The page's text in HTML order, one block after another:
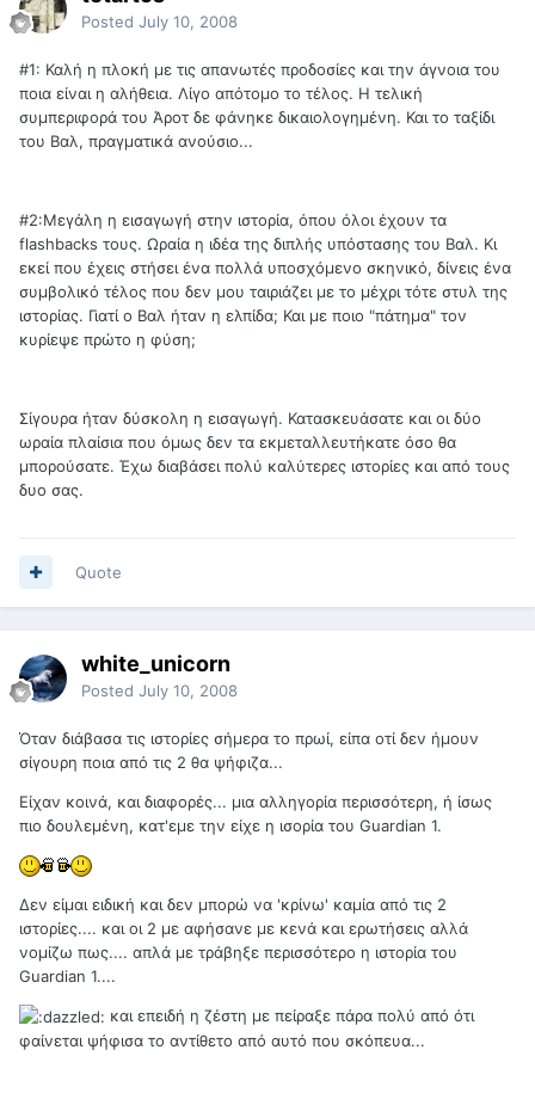
Posted July 10, 2008
#1: Καλή η πλοκή με τις απανωτές προδοσίες και την άγνοια του
ποια είναι η αλήθεια. Λίγο απότομο το τέλος. Η τελική
συμπεριφορά του Άροτ δε φάνηκε δικαιολογημένη. Και το ταξίδι
του Βαλ, πραγματικά ανούσιο...
#2:Μεγάλη η εισαγωγή στην ιστορία, όπου όλοι έχουν τα
flashbacks τους. Ωραία η ιδέα της διπλής υπόστασης του Βαλ. Κι
εκεί που έχεις στήσει ένα πολλά υποσχόμενο σκηνικό, δίνεις ένα
συμβολικό τέλος που δεν μου ταιριάζει με το μέχρι τότε στυλ της
ιστορίας. Γιατί ο Βαλ ήταν η ελπίδα; Και με ποιο "πάτημα" τον
κυρίεψε πρώτο η φύση;
Σίγουρα ήταν δύσκολη η εισαγωγή. Κατασκευάσατε και οι δύο
ωραία πλαίσια που όμως δεν τα εκμεταλλευτήκατε όσο θα
μπορούσατε. Έχω διαβάσει πολύ καλύτερες ιστορίες και από τους
δυο σας.
Quote
white_unicorn
Posted July 10, 2008
Όταν διάβασα τις ιστορίες σήμερα το πρωί, είπα οτί δεν ήμουν
σίγουρη ποια από τις 2 θα ψήφιζα...
Είχαν κοινά, και διαφορές... μια αλληγορία περισσότερη, ή ίσως
πιο δουλεμένη, κατ'εμε την είχε η ισορία του Guardian 1.
Δεν είμαι ειδική και δεν μπορώ να 'κρίνω' καμία από τις 2
ιστορίες.... και οι 2 με αφήσανε με κενά και ερωτήσεις αλλά
νομίζω πως.... απλά με τράβηξε περισσότερο η ιστορία του
Guardian 1....
και επειδή η ζέστη με πείραξε πάρα πολύ από ότι
φαίνεται ψήφισα το αντίθετο από αυτό που σκόπευα...